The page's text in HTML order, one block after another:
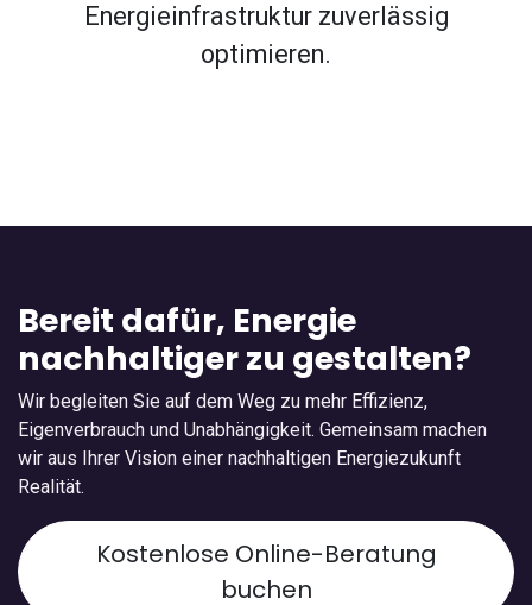
Energieinfrastruktur zuverlässig
optimieren.
Bereit dafür, Energie
nachhaltiger zu gestalten?
Wir begleiten Sie auf dem Weg zu mehr Effizienz,
Eigenverbrauch und Unabhängigkeit. Gemeinsam machen
wir aus Ihrer Vision einer nachhaltigen Energiezukunft
Realität.
Kostenlose Online-Beratung
buchen